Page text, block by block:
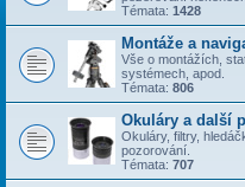
Témata: 1428
Montáže a
Vše o montážích,
systémech, apod.
Témata: 806
Okuláry a další
Okuláry, filtry,
pozorování.
Témata: 707